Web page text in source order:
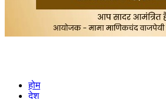
होम
देश